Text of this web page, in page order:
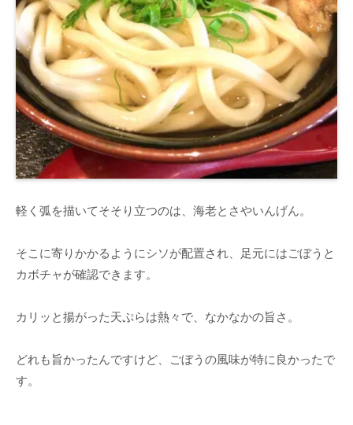
軽く弧を描いてそそり立つのは、海老とさやいんげん。
そこに寄りかかるようにシソが配置され、足元にはごぼうと
カボチャが確認できます。
カリッと揚がった天ぷらは熱々で、なかなかの旨さ。
どれも旨かったんですけど、ごぼうの風味が特に良かったで
す。